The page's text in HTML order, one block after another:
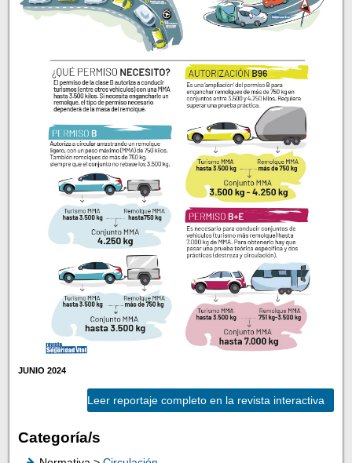
JUNIO 2024
Leer reportaje completo en la revista interactiva
Categoría/s